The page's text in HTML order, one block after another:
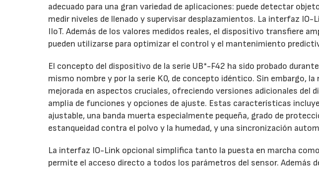
adecuado para una gran variedad de aplicaciones: puede detectar
medir niveles de llenado y supervisar desplazamientos. La interfaz
IIoT. Además de los valores medidos reales, el dispositivo transfiere
pueden utilizarse para optimizar el control y el mantenimiento
El concepto del dispositivo de la serie UB*-F42 ha sido probado
mismo nombre y por la serie K0, de concepto idéntico. Sin embargo,
mejorada en aspectos cruciales, ofreciendo versiones adicionales del
amplia de funciones y opciones de ajuste. Estas características
ajustable, una banda muerta especialmente pequeña, grado de
estanqueidad contra el polvo y la humedad, y una sincronización
La interfaz IO-Link opcional simplifica tanto la puesta en marcha
permite el acceso directo a todos los parámetros del sensor. Además